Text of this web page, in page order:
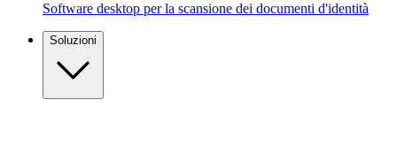
Software desktop per la scansione dei documenti d'identità
Soluzioni